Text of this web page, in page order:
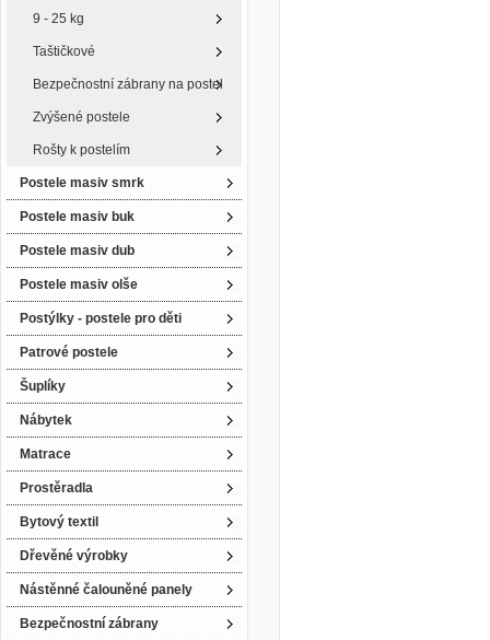
9 - 25 kg
Taštičkové
Bezpečnostní zábrany na postel
Zvýšené postele
Rošty k postelím
Postele masiv smrk
Postele masiv buk
Postele masiv dub
Postele masiv olše
Postýlky - postele pro děti
Patrové postele
Šuplíky
Nábytek
Matrace
Prostěradla
Bytový textil
Dřevěné výrobky
Nástěnné čalouněné panely
Bezpečnostní zábrany